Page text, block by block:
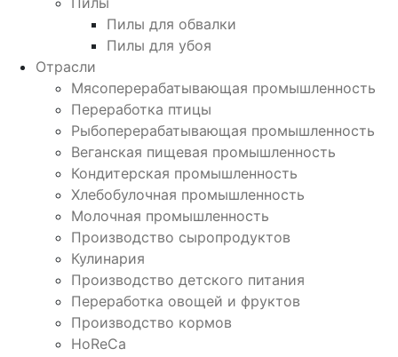
Пилы для обвалки
Пилы для убоя
Отрасли
Мясоперерабатывающая промышленность
Переработка птицы
Рыбоперерабатывающая промышленность
Веганская пищевая промышленность
Кондитерская промышленность
Хлебобулочная промышленность
Молочная промышленность
Производство сыропродуктов
Кулинария
Производство детского питания
Переработка овощей и фруктов
Производство кормов
HoReCa